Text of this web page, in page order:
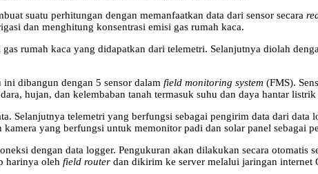
suatu perhitungan dengan memanfaatkan data dari sensor secara
dan menghitung konsentrasi emisi gas rumah kaca.
rumah kaca yang didapatkan dari telemetri. Selanjutnya diolah
dibangun dengan 5 sensor dalam field monitoring system (FMS).
hujan, dan kelembaban tanah termasuk suhu dan daya hantar listrik
Selanjutnya telemetri yang berfungsi sebagai pengirim data dari
yang berfungsi untuk memonitor padi dan solar panel sebagai
dengan data logger. Pengukuran akan dilakukan secara otomatis
harinya oleh field router dan dikirim ke server melalui jaringan internet